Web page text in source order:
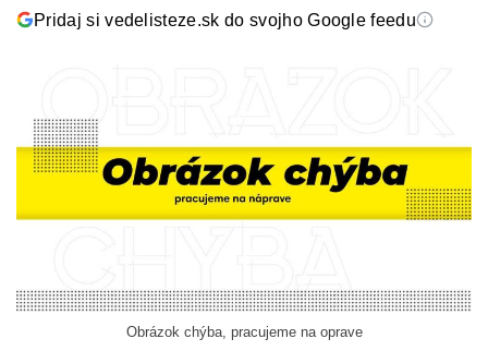
Pridaj si vedelisteze.sk do svojho Google feedu
Obrázok chýba, pracujeme na oprave